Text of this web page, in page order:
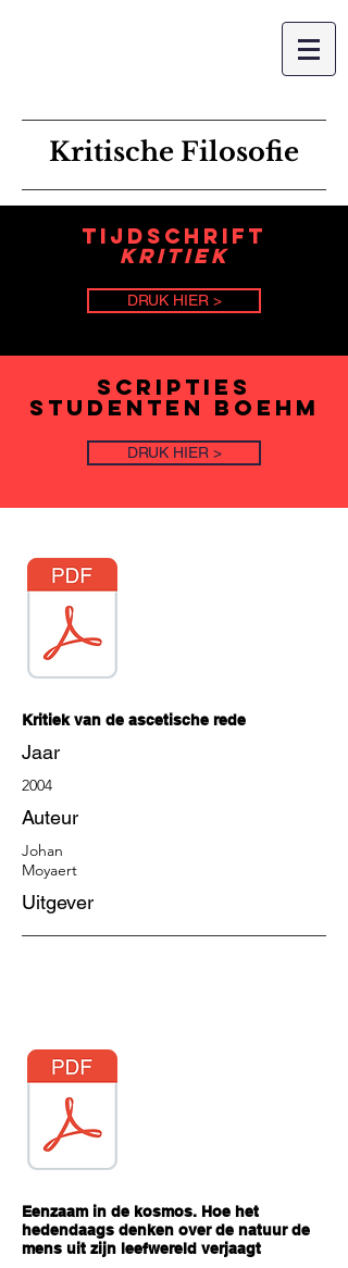
Kritische Filosofie
Tijdschrift
KRitiek
DRUK HIER >
Scripties
Studenten boehm
DRUK HIER >
Kritiek van de ascetische rede
Jaar
2004
Auteur
Johan
Moyaert
Uitgever
Eenzaam in de kosmos. Hoe het
hedendaags denken over de natuur de
mens uit zijn leefwereld verjaagt